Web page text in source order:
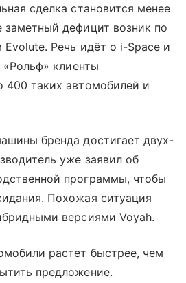
сделка становится менее
заметный дефицит возник по
Речь идёт о i-Space и
клиенты
400 таких автомобилей и
бренда достигает двух-
уже заявил об
программы, чтобы
Похожая ситуация
версиями Voyah.
растет быстрее, чем
предложение.